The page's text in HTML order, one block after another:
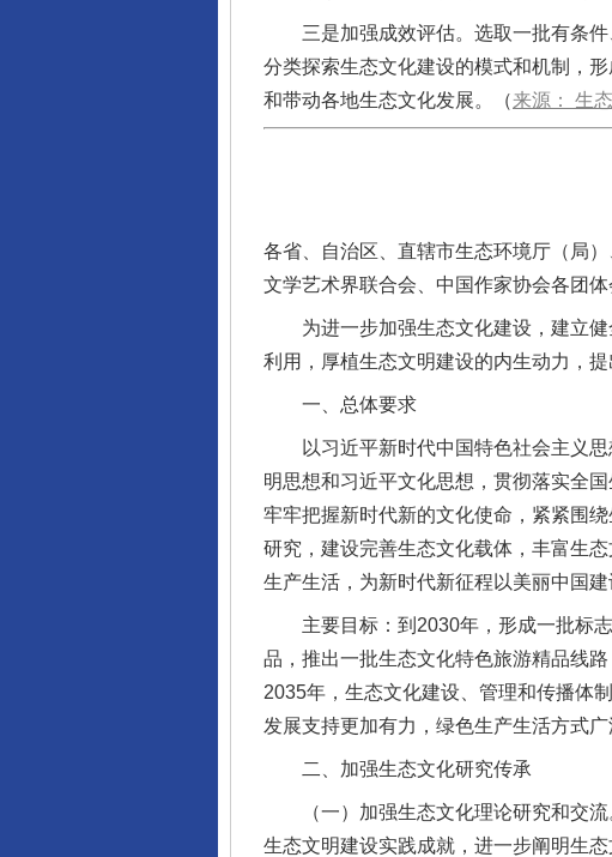
三是加强成效评估。选取一批有条件
分类探索生态文化建设的模式和机制，
和带动各地生态文化发展。（来源： 生
各省、自治区、直辖市生态环境厅（局
文学艺术界联合会、中国作家协会各团体
为进一步加强生态文化建设，建立健
利用，厚植生态文明建设的内生动力，提
一、总体要求
以习近平新时代中国特色社会主义思
明思想和习近平文化思想，贯彻落实全
牢牢把握新时代新的文化使命，紧紧围
研究，建设完善生态文化载体，丰富生
生产生活，为新时代新征程以美丽中国
主要目标：到2030年，形成一批标志
品，推出一批生态文化特色旅游精品线
2035年，生态文化建设、管理和传播体
发展支持更加有力，绿色生产生活方式
二、加强生态文化研究传承
（一）加强生态文化理论研究和交流
生态文明建设实践成就，进一步阐明生